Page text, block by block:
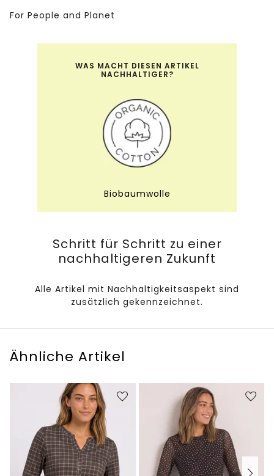
For People and Planet
WAS MACHT DIESEN ARTIKEL
NACHHALTIGER?
Biobaumwolle
Schritt für Schritt zu einer
nachhaltigeren Zukunft
Alle Artikel mit Nachhaltigkeitsaspekt sind
zusätzlich gekennzeichnet.
Ähnliche Artikel